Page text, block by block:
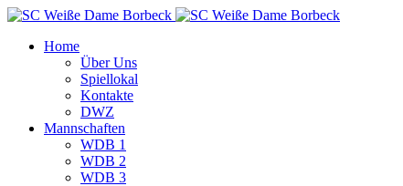
Home
Über Uns
Spiellokal
Kontakte
DWZ
Mannschaften
WDB 1
WDB 2
WDB 3